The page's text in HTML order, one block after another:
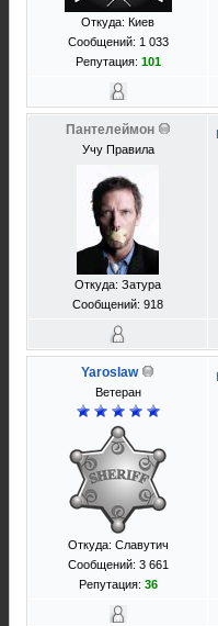
Откуда: Киев
Сообщений: 1 033
Репутация: 101
Пантелеймон
Учу Правила
Откуда: Затура
Сообщений: 918
Yaroslaw
Ветеран
Откуда: Славутич
Сообщений: 3 661
Репутация: 36